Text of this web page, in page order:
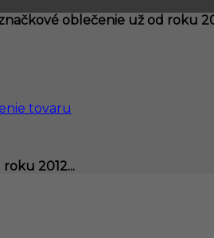
oblečenie už od roku
tovaru
2012...